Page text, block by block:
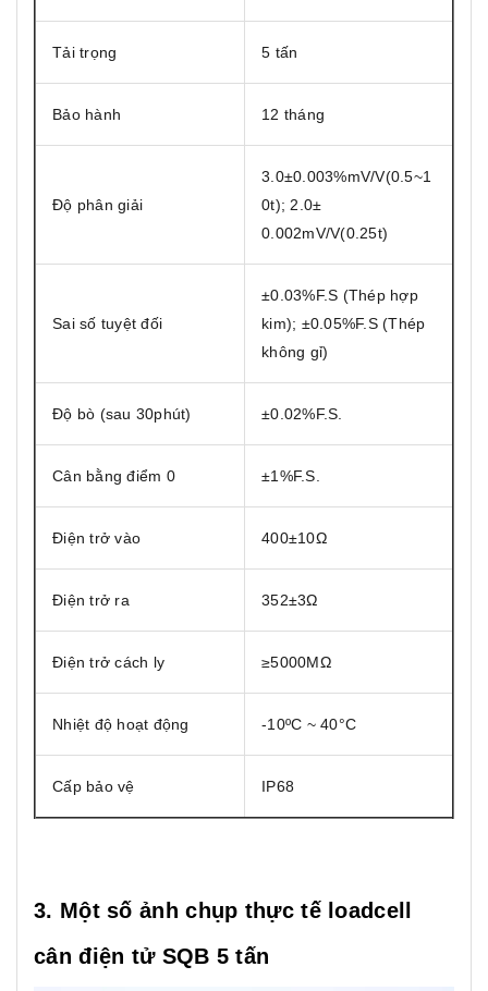
Tải trọng 5 tấn
Bảo hành 12 tháng
Độ phân giải
3.0±0.003%mV/V(0.5~1
0t); 2.0±
0.002mV/V(0.25t)
Sai số tuyệt đối
±0.03%F.S (Thép hợp
kim); ±0.05%F.S (Thép
không gỉ)
Độ bò (sau 30phút) ±0.02%F.S.
Cân bằng điểm 0 ±1%F.S.
Điện trở vào 400±10Ω
Điện trở ra 352±3Ω
Điện trở cách ly ≥5000MΩ
Nhiệt độ hoạt động -10ºC ~ 40°C
Cấp bảo vệ IP68
3. Một số ảnh chụp thực tế loadcell
cân điện tử SQB 5 tấn